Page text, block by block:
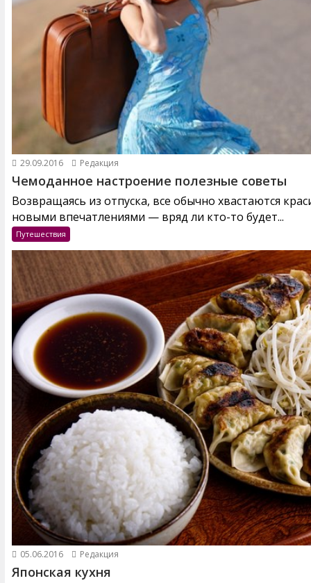
29.09.2016 Редакция
Чемоданное настроение полезные советы
Возвращаясь из отпуска, все обычно хвастаются
новыми впечатлениями — вряд ли кто-то будет...
Путешествия
05.06.2016 Редакция
Японская кухня